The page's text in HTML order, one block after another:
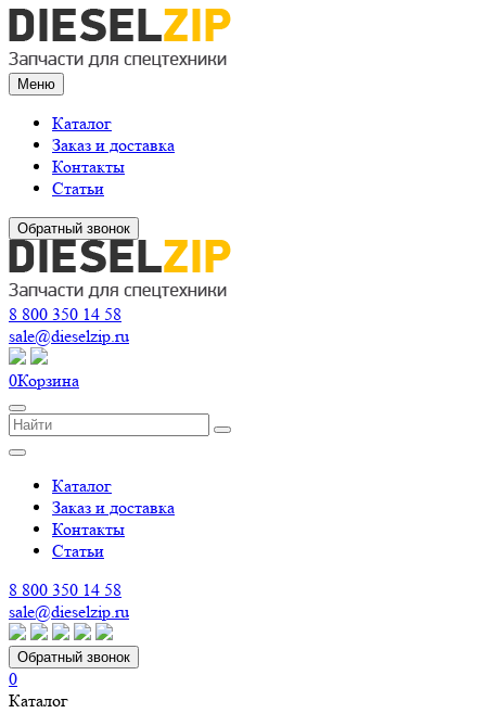
Меню
Каталог
Заказ и доставка
Контакты
Статьи
Обратный звонок
8 800 350 14 58
sale@dieselzip.ru
0Корзина
Каталог
Заказ и доставка
Контакты
Статьи
8 800 350 14 58
sale@dieselzip.ru
Обратный звонок
0
Каталог